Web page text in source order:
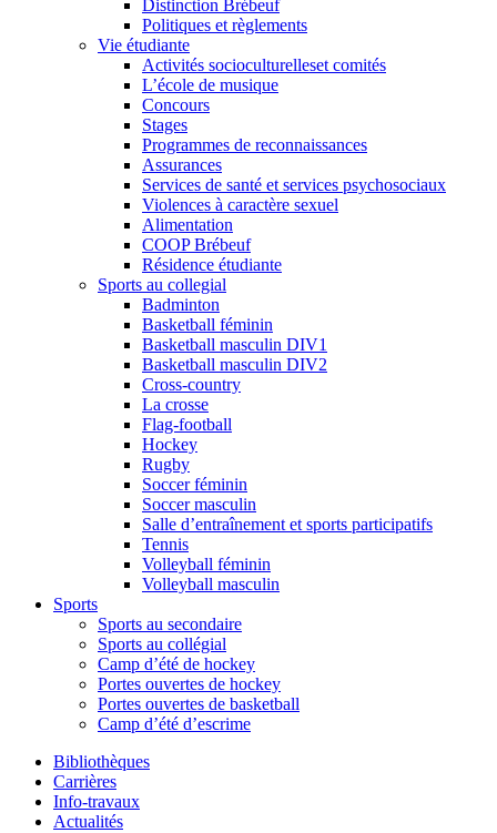
Distinction Brébeuf
Politiques et règlements
Vie étudiante
Activités socioculturelleset comités
L’école de musique
Concours
Stages
Programmes de reconnaissances
Assurances
Services de santé et services psychosociaux
Violences à caractère sexuel
Alimentation
COOP Brébeuf
Résidence étudiante
Sports au collegial
Badminton
Basketball féminin
Basketball masculin DIV1
Basketball masculin DIV2
Cross-country
La crosse
Flag-football
Hockey
Rugby
Soccer féminin
Soccer masculin
Salle d’entraînement et sports participatifs
Tennis
Volleyball féminin
Volleyball masculin
Sports
Sports au secondaire
Sports au collégial
Camp d’été de hockey
Portes ouvertes de hockey
Portes ouvertes de basketball
Camp d’été d’escrime
Bibliothèques
Carrières
Info-travaux
Actualités